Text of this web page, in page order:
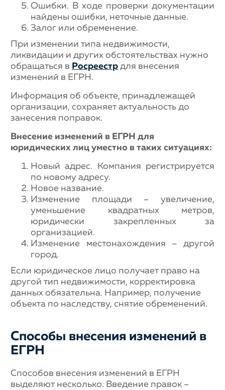
Ошибки. В ходе проверки документации
найдены ошибки, неточные данные.
Залог или обременение.
При изменении типа недвижимости,
ликвидации и других обстоятельствах нужно
обращаться в Росреестр для внесения
изменений в ЕГРН.
Информация об объекте, принадлежащей
организации, сохраняет актуальность до
занесения поправок.
Внесение изменений в ЕГРН для
юридических лиц уместно в таких ситуациях:
Новый адрес. Компания регистрируется
по новому адресу.
Новое название.
Изменение площади – увеличение,
уменьшение квадратных метров,
юридически закрепленных за
организацией.
Изменение местонахождения – другой
город.
Если юридическое лицо получает право на
другой тип недвижимости, корректировка
данных обязательна. Например, получение
объекта по наследству, снятие обременений.
Способы внесения изменений в
ЕГРН
Способов внесения изменений в ЕГРН
выделяют несколько. Введение правок –